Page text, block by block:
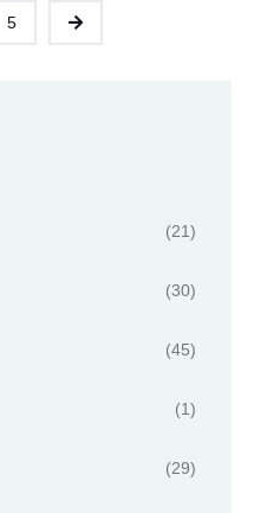
5
(21)
(30)
(45)
(1)
(29)